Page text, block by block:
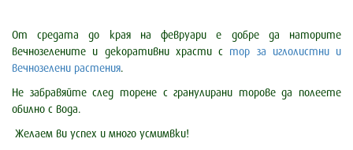
От средата до края на февруари е добре да наторите
вечнозелените и декоративни храсти с тор за иглолистни и
вечнозелени растения.
Не забравяйте след торене с гранулирани торове да полеете
обилно с вода.
Желаем ви успех и много усмимвки!